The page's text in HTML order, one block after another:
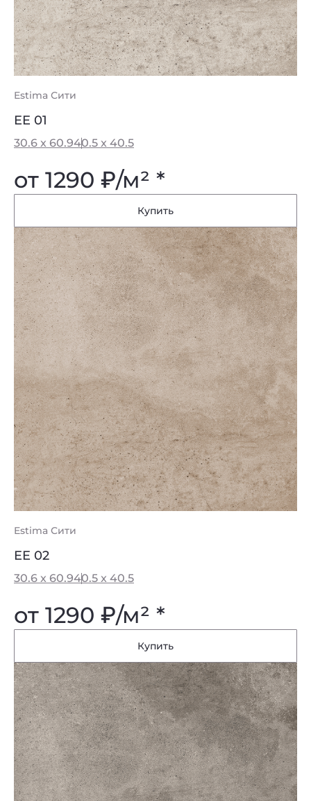
Estima Сити
EE 01
30.6 x 60.940.5 x 40.5
от 1290 ₽/м² *
Купить
Estima Сити
EE 02
30.6 x 60.940.5 x 40.5
от 1290 ₽/м² *
Купить